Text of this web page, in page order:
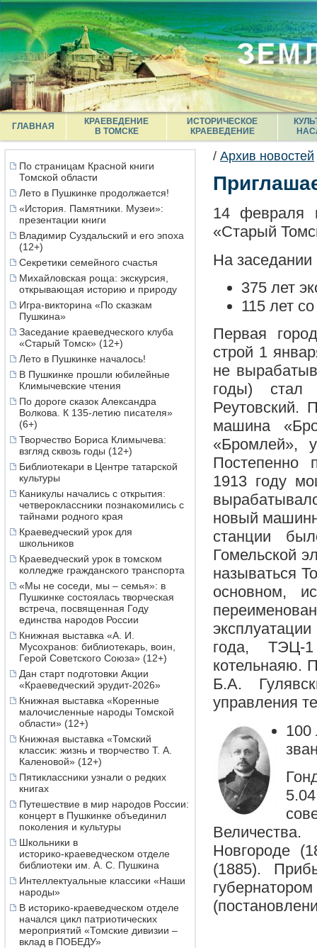
ГЛАВНАЯ
КРАЕВЕДЕНИЕ
В ТОМСКЕ
ИСТОРИЧЕСКОЕ
КРАЕВЕДЕНИЕ
По страницам Красной книги
Томской области
Лето в Пушкинке продолжается!
«История. Памятники. Музеи»:
презентации книги
Владимир Суздальский и его эпоха
(12+)
Секретики семейного счастья
Михайловская роща: экскурсия,
открывающая историю и природу
Игра-викторина «По сказкам
Пушкина»
Заседание краеведческого клуба
«Старый Томск» (12+)
Лето в Пушкинке началось!
В Пушкинке прошли юбилейные
Климычевские чтения
По дороге сказок Александра
Волкова. К 135-летию писателя»
(6+)
Творчество Бориса Климычева:
взгляд сквозь годы (12+)
Библиотекари в Центре татарской
культуры
Каникулы начались с открытия:
четвероклассники познакомились с
тайнами родного края
Краеведческий урок для
школьников
Краеведческий урок в томском
колледже гражданского транспорта
«Мы не соседи, мы – семья»: в
Пушкинке состоялась творческая
встреча, посвященная Году
единства народов России
Книжная выставка «А. И.
Мусохранов: библиотекарь, воин,
Герой Советского Союза» (12+)
Дан старт подготовки Акции
«Краеведческий эрудит-2026»
Книжная выставка «Коренные
малочисленные народы Томской
области» (12+)
Книжная выставка «Томский
классик: жизнь и творчество Т. А.
Каленовой» (12+)
Пятиклассники узнали о редких
книгах
Путешествие в мир народов России:
концерт в Пушкинке объединил
поколения и культуры
Школьники в
историко‑краеведческом отделе
библиотеки им. А. С. Пушкина
Интеллектуальные классики «Наши
народы»
В историко-краеведческом отделе
начался цикл патриотических
мероприятий «Томские дивизии –
вклад в ПОБЕДУ»
/ Архив новостей
14 февраля
«Старый
На
375 лет
115 лет
Первая
строй 1
не
годы) стал
Реутовский.
машина
«Бромлей»,
Постепенно
1913 году
новый
станции
Гомельской
называться
основном,
года, ТЭЦ-1
котельнаяю.
Б.А.
управления
100
Новгороде
(1885).